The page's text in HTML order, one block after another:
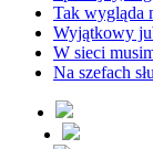
Tak wygląda
Wyjątkowy
W sieci
Na szefach